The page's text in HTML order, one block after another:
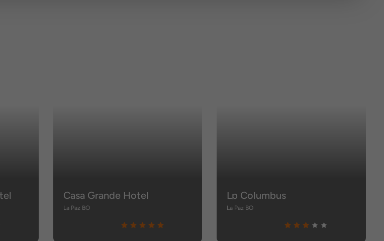
Casa Grande Hotel
La Paz BO
Lp Columbus
La Paz BO